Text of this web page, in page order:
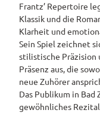
Frantz’ Repertoire
Klassik und die
Klarheit und
Sein Spiel zeichnet
stilistische Präzision
Präsenz aus, die
neue Zuhörer
Das Publikum in
gewöhnliches